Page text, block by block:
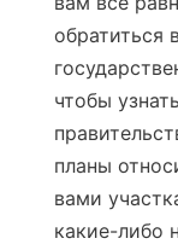
обратиться
чтобы
планы
вами
какие-либо